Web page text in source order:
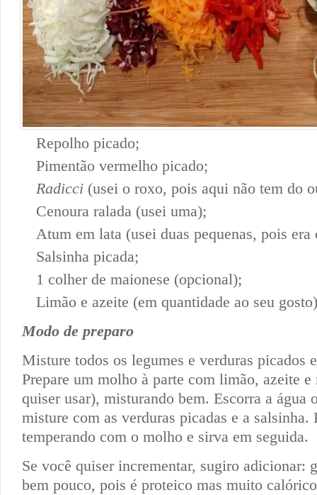
Repolho picado;
Pimentão vermelho picado;
Radicci (usei o roxo, pois aqui não tem do
Cenoura ralada (usei uma);
Atum em lata (usei duas pequenas, pois
Salsinha picada;
1 colher de maionese (opcional);
Limão e azeite (em quantidade ao seu
Modo de preparo
Misture todos os legumes e verduras picados
Prepare um molho à parte com limão, azeite e
quiser usar), misturando bem. Escorra a água
misture com as verduras picadas e a salsinha.
temperando com o molho e sirva em seguida.
Se você quiser incrementar, sugiro adicionar:
bem pouco, pois é proteico mas muito